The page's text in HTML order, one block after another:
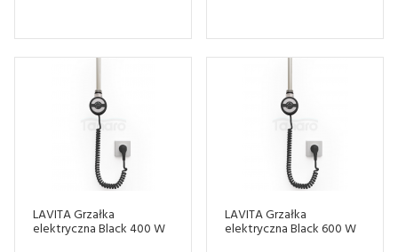
LAVITA Grzałka
elektryczna Black 400 W
LAVITA Grzałka
elektryczna Black 600 W